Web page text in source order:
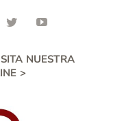
NUESTRA
>